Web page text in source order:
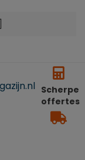
Scherpe
offertes